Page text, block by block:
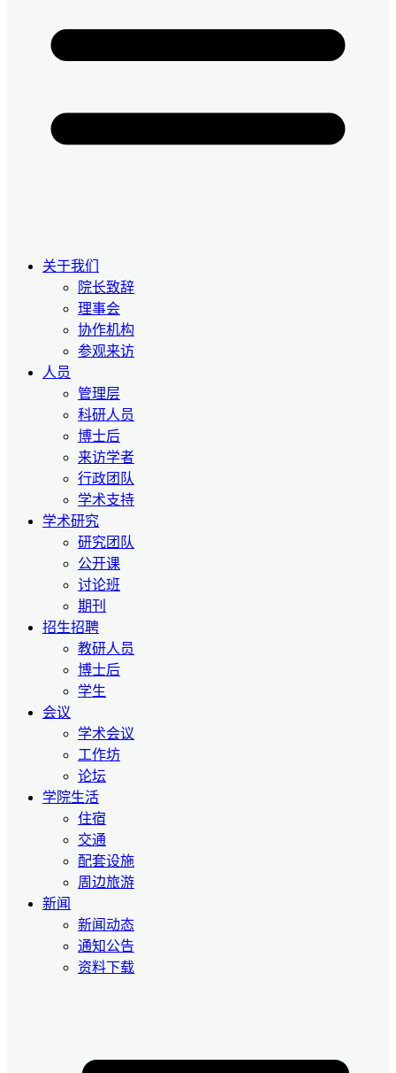
关于我们
院长致辞
理事会
协作机构
参观来访
人员
管理层
科研人员
博士后
来访学者
行政团队
学术支持
学术研究
研究团队
公开课
讨论班
期刊
招生招聘
教研人员
博士后
学生
会议
学术会议
工作坊
论坛
学院生活
住宿
交通
配套设施
周边旅游
新闻
新闻动态
通知公告
资料下载